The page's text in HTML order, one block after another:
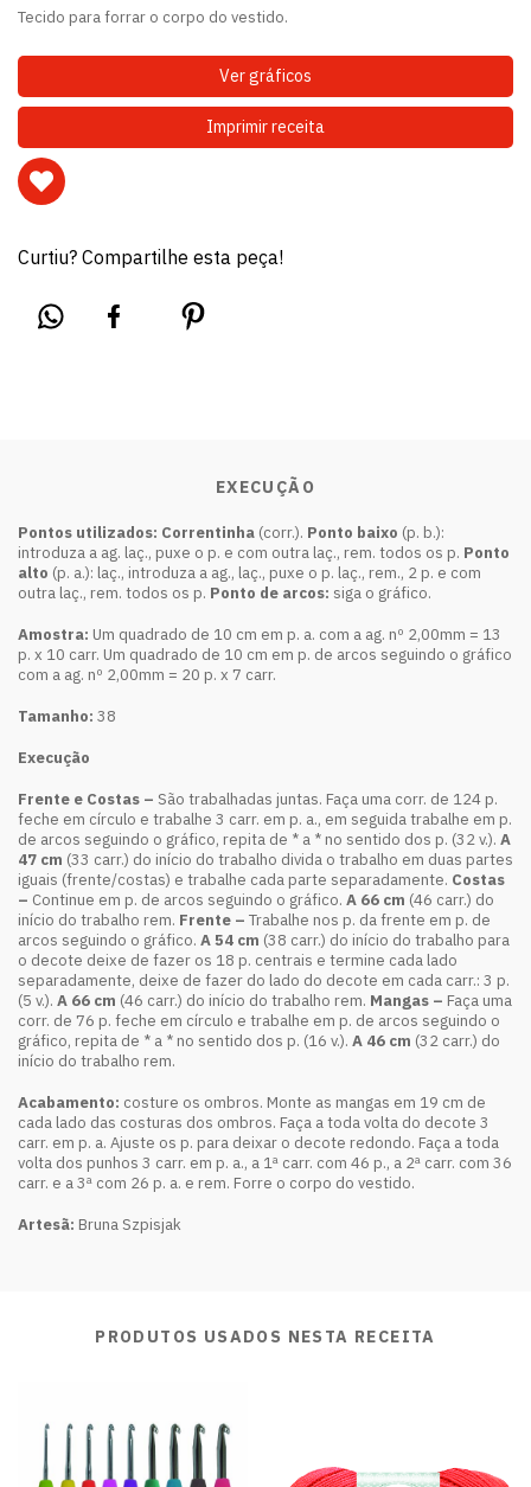
Tecido para forrar o corpo do vestido.
Ver gráficos
Imprimir receita
Curtiu? Compartilhe esta peça!
EXECUÇÃO
Pontos utilizados: Correntinha (corr.). Ponto baixo (p. b.):
introduza a ag. laç., puxe o p. e com outra laç., rem. todos os p. Ponto
alto (p. a.): laç., introduza a ag., laç., puxe o p. laç., rem., 2 p. e com
outra laç., rem. todos os p. Ponto de arcos: siga o gráfico.
Amostra: Um quadrado de 10 cm em p. a. com a ag. nº 2,00mm = 13
p. x 10 carr. Um quadrado de 10 cm em p. de arcos seguindo o gráfico
com a ag. nº 2,00mm = 20 p. x 7 carr.
Tamanho: 38
Execução
Frente e Costas – São trabalhadas juntas. Faça uma corr. de 124 p.
feche em círculo e trabalhe 3 carr. em p. a., em seguida trabalhe em p.
de arcos seguindo o gráfico, repita de * a * no sentido dos p. (32 v.). A
47 cm (33 carr.) do início do trabalho divida o trabalho em duas partes
iguais (frente/costas) e trabalhe cada parte separadamente. Costas
– Continue em p. de arcos seguindo o gráfico. A 66 cm (46 carr.) do
início do trabalho rem. Frente – Trabalhe nos p. da frente em p. de
arcos seguindo o gráfico. A 54 cm (38 carr.) do início do trabalho para
o decote deixe de fazer os 18 p. centrais e termine cada lado
separadamente, deixe de fazer do lado do decote em cada carr.: 3 p.
(5 v.). A 66 cm (46 carr.) do início do trabalho rem. Mangas – Faça uma
corr. de 76 p. feche em círculo e trabalhe em p. de arcos seguindo o
gráfico, repita de * a * no sentido dos p. (16 v.). A 46 cm (32 carr.) do
início do trabalho rem.
Acabamento: costure os ombros. Monte as mangas em 19 cm de
cada lado das costuras dos ombros. Faça a toda volta do decote 3
carr. em p. a. Ajuste os p. para deixar o decote redondo. Faça a toda
volta dos punhos 3 carr. em p. a., a 1ª carr. com 46 p., a 2ª carr. com 36
carr. e a 3ª com 26 p. a. e rem. Forre o corpo do vestido.
Artesã: Bruna Szpisjak
PRODUTOS USADOS NESTA RECEITA